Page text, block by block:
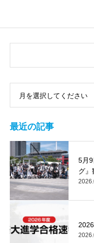
月を選択してください
最近の記事
5月
グ』